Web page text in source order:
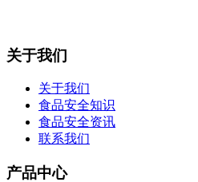
关于我们
关于我们
食品安全知识
食品安全资讯
联系我们
产品中心